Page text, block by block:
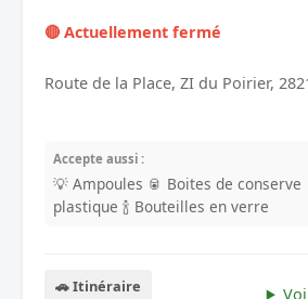
🔴 Actuellement fermé
Route de la Place, ZI du Poirier,
Accepte aussi :
💡 Ampoules 🥫 Boites de conserve
plastique 🍾 Bouteilles en verre
🚗 Itinéraire